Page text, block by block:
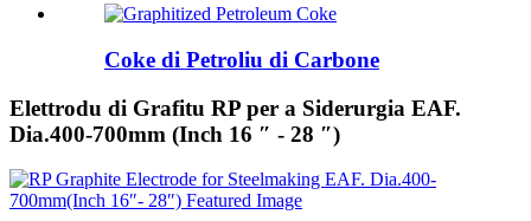
Coke di Petroliu di Carbone
Elettrodu di Grafitu RP per a Siderurgia EAF.
Dia.400-700mm (Inch 16 ″ - 28 ″)